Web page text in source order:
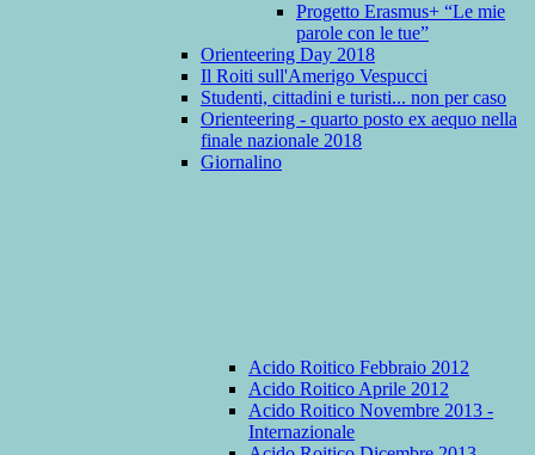
Progetto Erasmus+ “Le mie
parole con le tue”
Orienteering Day 2018
Il Roiti sull'Amerigo Vespucci
Studenti, cittadini e turisti... non per caso
Orienteering - quarto posto ex aequo nella
finale nazionale 2018
Giornalino
Acido Roitico Febbraio 2012
Acido Roitico Aprile 2012
Acido Roitico Novembre 2013 -
Internazionale